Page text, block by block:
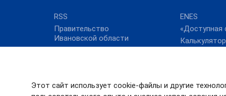
Этот сайт использует cookie-файлы и другие
RSS
Правительство
Ивановской области
ENES
«Доступная
Калькулятор